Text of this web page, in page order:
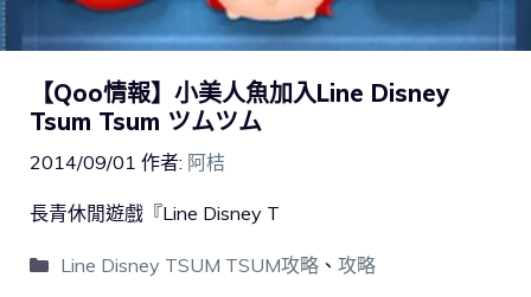
【Qoo情報】小美人魚加入Line Disney
Tsum Tsum ツムツム
2014/09/01 作者: 阿桔
長青休閒遊戲『Line Disney T
Line Disney TSUM TSUM攻略、 攻略